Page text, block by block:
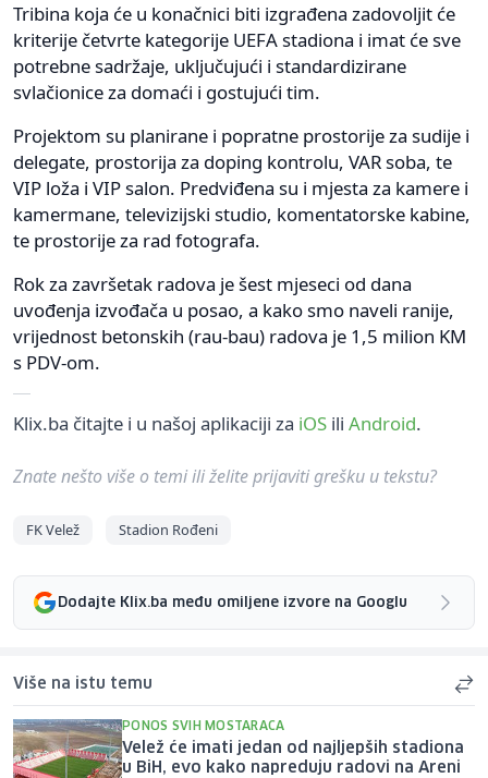
Tribina koja će u konačnici biti izgrađena zadovoljit će
kriterije četvrte kategorije UEFA stadiona i imat će sve
potrebne sadržaje, uključujući i standardizirane
svlačionice za domaći i gostujući tim.
Projektom su planirane i popratne prostorije za sudije i
delegate, prostorija za doping kontrolu, VAR soba, te
VIP loža i VIP salon. Predviđena su i mjesta za kamere i
kamermane, televizijski studio, komentatorske kabine,
te prostorije za rad fotografa.
Rok za završetak radova je šest mjeseci od dana
uvođenja izvođača u posao, a kako smo naveli ranije,
vrijednost betonskih (rau-bau) radova je 1,5 milion KM
s PDV-om.
Klix.ba čitajte i u našoj aplikaciji za iOS ili Android.
Znate nešto više o temi ili želite prijaviti grešku u tekstu?
FK Velež Stadion Rođeni
Dodajte Klix.ba među omiljene izvore na Googlu
Više na istu temu
PONOS SVIH MOSTARACA
Velež će imati jedan od najljepših stadiona
u BiH, evo kako napreduju radovi na Areni